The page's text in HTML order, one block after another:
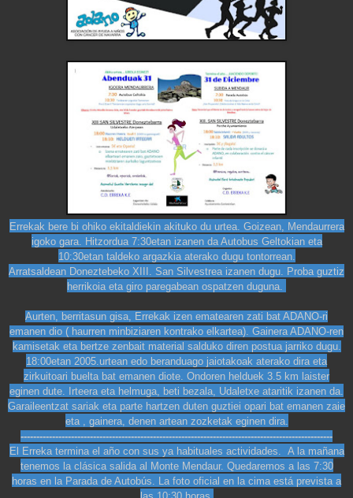
Errekak bere bi ohiko ekitaldiekin akituko du urtea. Goizean, Mendaurrera
igoko gara. Hitzordua 7:30etan izanen da Autobus Geltokian eta
10:30etan taldeko argazkia aterako dugu tontorrean.
Arratsaldean Doneztebeko XIII. San Silvestrea izanen dugu. Proba guztiz
herrikoia eta giro paregabean ospatzen duguna.
Aurten, berritasun gisa, Errekak izen ematearen zati bat ADANO-ri
emanen dio ( haurren minbiziaren kontrako elkartea). Gainera ADANO-ren
kamisetak eta bertze zenbait material salduko diren postua jarriko dugu.
18:00etan 2005.urtean edo beranduago jaiotakoak aterako dira eta
zirkuitoari buelta bat emanen diote. Ondoren helduek 3.5 km laister
eginen dute. Irteera eta helmuga, beti bezala, Udaletxe ataritik izanen da.
Garaileentzat sariak eta parte hartzen duten guztiei opari bat emanen zaie
eta , gainera, denen artean zozketak eginen dira.
---------------------------------------------------------------------------------------------------
El Erreka termina el año con sus ya habituales actividades. A la mañana
tenemos la clásica salida al Monte Mendaur. Quedaremos a las 7:30
horas en la Parada de Autobús. La foto oficial en la cima está prevista a